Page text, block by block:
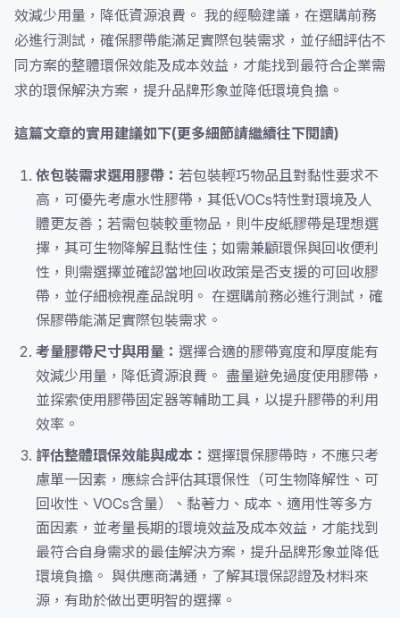
效減少用量，降低資源浪費。 我的經驗建議，在選購前務
必進行測試，確保膠帶能滿足實際包裝需求，並仔細評估不
同方案的整體環保效能及成本效益，才能找到最符合企業需
求的環保解決方案，提升品牌形象並降低環境負擔。
這篇文章的實用建議如下(更多細節請繼續往下閱讀)
依包裝需求選用膠帶： 若包裝輕巧物品且對黏性要求不
高，可優先考慮水性膠帶，其低VOCs特性對環境及人
體更友善；若需包裝較重物品，則牛皮紙膠帶是理想選
擇，其可生物降解且黏性佳；如需兼顧環保與回收便利
性，則需選擇並確認當地回收政策是否支援的可回收膠
帶，並仔細檢視產品說明。 在選購前務必進行測試，確
保膠帶能滿足實際包裝需求。
考量膠帶尺寸與用量： 選擇合適的膠帶寬度和厚度能有
效減少用量，降低資源浪費。 盡量避免過度使用膠帶，
並探索使用膠帶固定器等輔助工具，以提升膠帶的利用
效率。
評估整體環保效能與成本： 選擇環保膠帶時，不應只考
慮單一因素，應綜合評估其環保性（可生物降解性、可
回收性、VOCs含量）、黏著力、成本、適用性等多方
面因素，並考量長期的環境效益及成本效益，才能找到
最符合自身需求的最佳解決方案，提升品牌形象並降低
環境負擔。 與供應商溝通，了解其環保認證及材料來
源，有助於做出更明智的選擇。